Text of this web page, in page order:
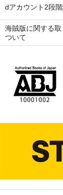
dアカウント2段
海賊版に関する取
ついて